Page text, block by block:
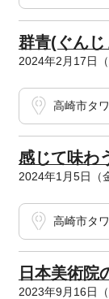
群青(ぐん
2024年2月17日
高崎市タ
感じて味わ
2024年1月5日（
高崎市タ
日本美術院
2023年9月16日